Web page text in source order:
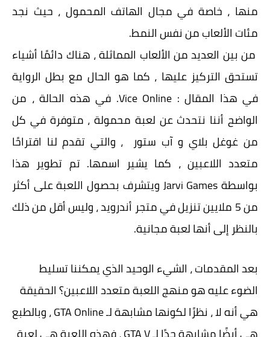
منها ، خاصة في مجال الهاتف المحمول ، حيث نجد
مئات الألعاب من نفس النمط.
من بين العديد من الألعاب المماثلة ، هناك دائمًا أشياء
تستحق التركيز عليها ، كما هو الحال مع بطل الرواية
في هذا المقال : Vice Online. في هذه الحالة ، من
الواضح أننا نتحدث عن لعبة محمولة ، متوفرة في كل
من غوغل بلاي و آب ستور ، والتي تقدم لنا اقتراحًا
متعدد اللاعبين ، كما يشير اسمها. تم تطوير هذا
بواسطة Jarvi Games ويتشرف بحصول اللعبة على أكثر
من 5 ملايين تنزيل في متجر أندرويد ، وليس أقل من ذلك
بالنظر إلى أنها لعبة مجانية.
بعد المقدمات ، الشيء الوحيد الذي يمكننا تسليط
الضوء عليه هو منهج اللعبة متعدد اللاعبين؟ الحقيقة
هي أنه لا ، نظرًا لكونها مشابهة لـ GTA Online ، وبالطبع